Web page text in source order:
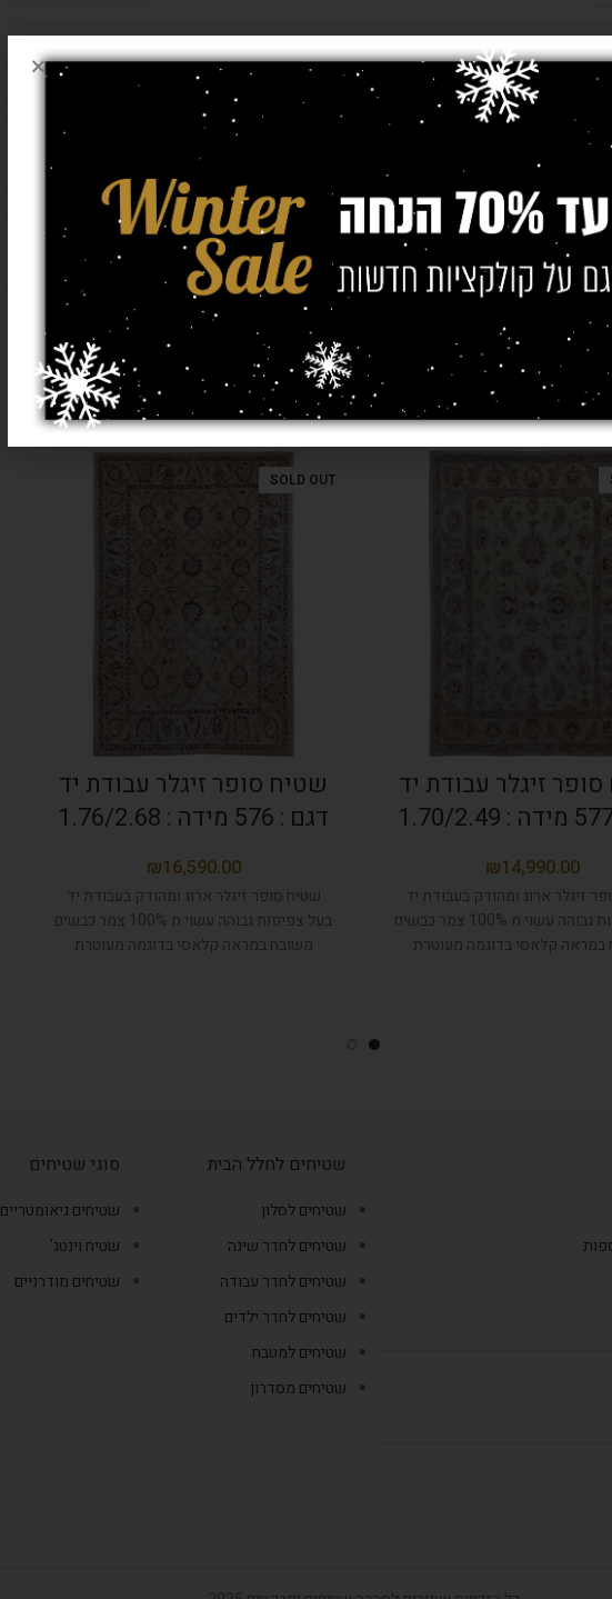
פוליאסטר בשילוב ויסקוזה
1.60/2.30
2.40/3.40
זיגלר עבודת יד
₪
זיגלר ארוג ומהודק בעבודת יד
בעל צפיפות גבוהה עשוי מ 100% צמר כבשים
במראה קלאסי בדוגמה מעוטרת
SOLD OUT
שטיח סופר זיגלר עבודת יד
דגם : 576 מידה : 1.76/2.68
₪
שטיח סופר זיגלר ארוג ומהודק בעבודת יד
בעל צפיפות גבוהה עשוי מ 100% צמר כבשים
משובח במראה קלאסי בדוגמה מעוטרת
שטיחים לחלל הבית
שטיחים לסלון
שטיחים לחדר שינה
שטיחים לחדר עבודה
שטיחים לחדר ילדים
שטיחים למטבח
שטיחים מסדרון
סוגי שטיחים
שטיחים גיאומטריים
שטיח וינטג'
שטיחים מודרניים